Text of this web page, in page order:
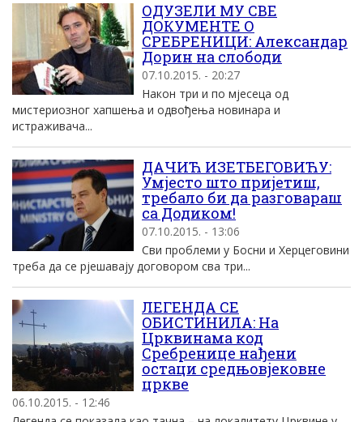
ОДУЗЕЛИ МУ СВЕ
ДОКУМЕНТЕ О
СРЕБРЕНИЦИ: Александар
Дорин на слободи
07.10.2015. - 20:27
Након три и по мјесеца од
мистериозног хапшења и одвођења новинара и
истраживача...
ДАЧИЋ ИЗЕТБЕГОВИЋУ:
Умјесто што пријетиш,
требало би да разговараш
са Додиком!
07.10.2015. - 13:06
Сви проблеми у Босни и Херцеговини
треба да се рјешавају договором сва три...
ЛЕГЕНДА СЕ
ОБИСТИНИЛА: На
Црквинама код
Сребренице нађени
остаци средњовјековне
цркве
06.10.2015. - 12:46